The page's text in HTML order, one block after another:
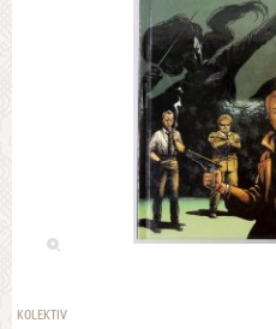
KOLEKTIV